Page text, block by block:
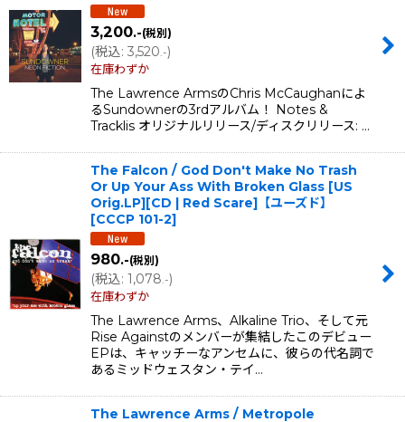
3,200.-(税別)
(税込: 3,520 .-)
在庫わずか
The Lawrence ArmsのChris McCaughanによ
るSundownerの3rdアルバム！ Notes &
Tracklis オリジナルリリース/ディスクリリース: …
The Falcon / God Don't Make No Trash
Or Up Your Ass With Broken Glass [US
Orig.LP][CD | Red Scare]【ユーズド】
[CCCP 101-2]
980.-(税別)
(税込: 1,078.-)
在庫わずか
The Lawrence Arms、Alkaline Trio、そして元
Rise Againstのメンバーが集結したこのデビュー
EPは、キャッチーなアンセムに、彼らの代名詞で
あるミッドウェスタン・テイ…
The Lawrence Arms / Metropole